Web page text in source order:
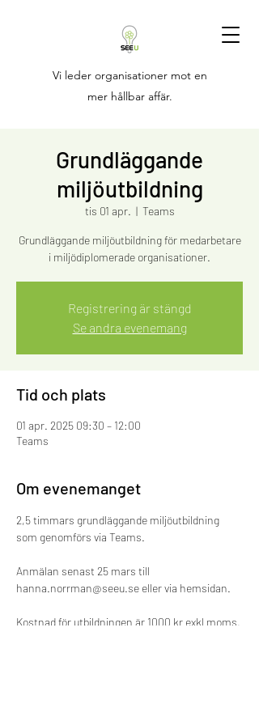
Vi leder organisationer mot en
mer hållbar affär.
Grundläggande
miljöutbildning
tis 01 apr.
  |
Teams
Grundläggande miljöutbildning för medarbetare
Registrering är stängd
Se andra evenemang
Tid och plats
01 apr. 2025 09:30 – 12:00
Teams
Om evenemanget
2,5 timmars grundläggande miljöutbildning
som genomförs via Teams.
Anmälan senast 25 mars till
hanna.norrman@seeu.se eller via hemsidan.
Kostnad för utbildningen är 1000 kr exkl moms.